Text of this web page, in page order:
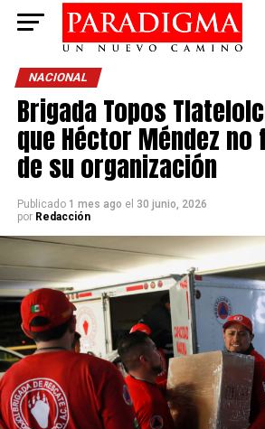
NACIONAL
Brigada Topos
que Héctor Méndez
de su organización
Publicado 1 mes ago el 30 junio, 2026
por Redacción